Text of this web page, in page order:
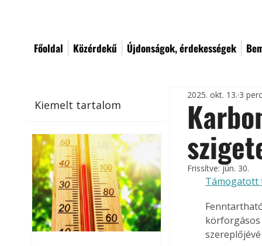
Főoldal Közérdekű Újdonságok, érdekességek
Kiemelt tartalom
2025. okt. 13. 3
Frissítve:jún. 30.
Támogatott
körforgásos